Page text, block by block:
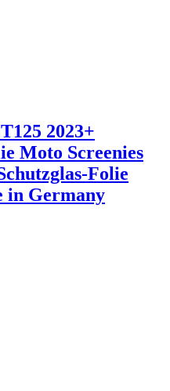
2023+
Moto Screenies
Folie
in Germany